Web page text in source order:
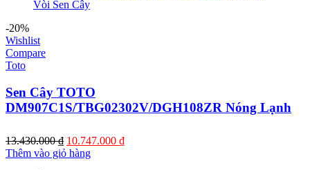
-20%
Wishlist
Compare
Toto
Sen Cây TOTO
DM907C1S/TBG02302V/DGH108ZR Nóng Lạnh
13.430.000₫ Giá
gốc
10.747.000 ₫Giá
Thêm vào giỏ hàng